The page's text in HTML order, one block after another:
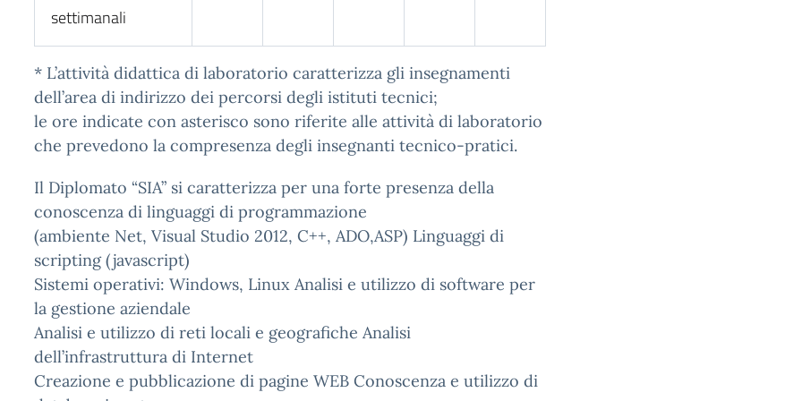
settimanali
* L’attività didattica di laboratorio caratterizza gli insegnamenti
dell’area di indirizzo dei percorsi degli istituti tecnici;
le ore indicate con asterisco sono riferite alle attività di laboratorio
che prevedono la compresenza degli insegnanti tecnico-pratici.
Il Diplomato “SIA” si caratterizza per una forte presenza della
conoscenza di linguaggi di programmazione
(ambiente Net, Visual Studio 2012, C++, ADO,ASP) Linguaggi di
scripting (javascript)
Sistemi operativi: Windows, Linux Analisi e utilizzo di software per
la gestione aziendale
Analisi e utilizzo di reti locali e geografiche Analisi
dell’infrastruttura di Internet
Creazione e pubblicazione di pagine WEB Conoscenza e utilizzo di